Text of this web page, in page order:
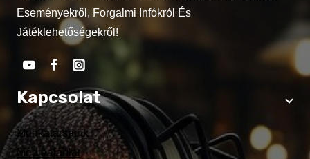
Eseményekről, Forgalmi Infókról És
Játéklehetőségekről!
Kapcsolat
Munkatársaink
Médiaajánlat